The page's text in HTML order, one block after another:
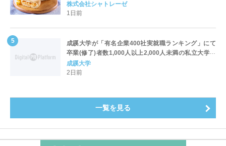
株式会社シャトレーゼ
1日前
成蹊大学が「有名企業400社実就職ランキング」にて
卒業(修了)者数1,000人以上2,000人未満の私立大学で
全国第1位を獲得！～実就職率は26.5%（前年比＋
4.3pt）に伸長、東京の私立大学でも10位にランクイン
成蹊大学
2日前
一覧を見る